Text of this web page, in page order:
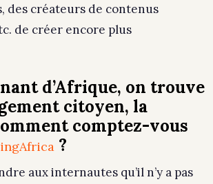
des créateurs de contenus
de créer encore plus
d’Afrique, on trouve
citoyen, la
comptez-vous
?
aux internautes qu’il n’y a pas